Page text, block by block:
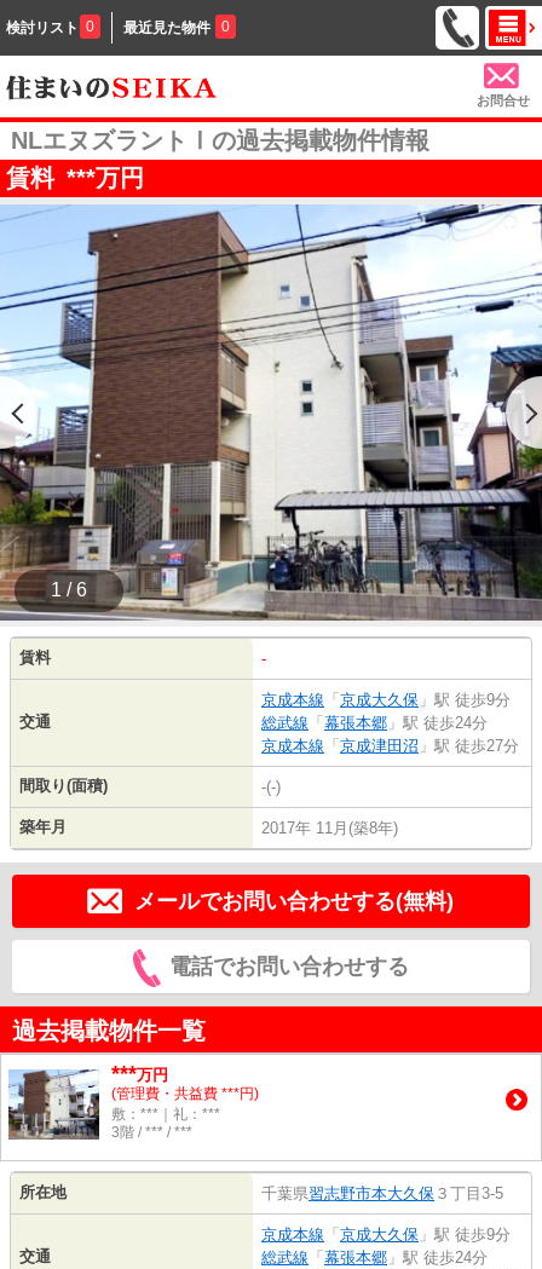
検討リスト 0 最近見た物件 0
お問合せ
NLエヌズラントⅠの過去掲載物件情報
賃料 ***万円
1 / 6
賃料 -
交通
京成本線 「 京成大久保 」駅 徒歩9分
総武線 「 幕張本郷 」駅 徒歩24分
京成本線 「 京成津田沼 」駅 徒歩27分
間取り(面積) -(-)
築年月 2017年 11月(築8年)
メールでお問い合わせする(無料)
電話でお問い合わせする
過去掲載物件一覧
***万円
(管理費・共益費 ***円)
敷：***｜礼：***
3階 / *** / ***
所在地 千葉県習志野市本大久保 ３丁目3-5
交通
京成本線 「 京成大久保 」駅 徒歩9分
総武線 「 幕張本郷 」駅 徒歩24分